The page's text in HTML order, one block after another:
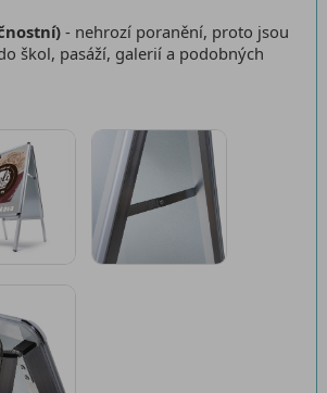
- nehrozí poranění, proto jsou
škol, pasáží, galerií a podobných